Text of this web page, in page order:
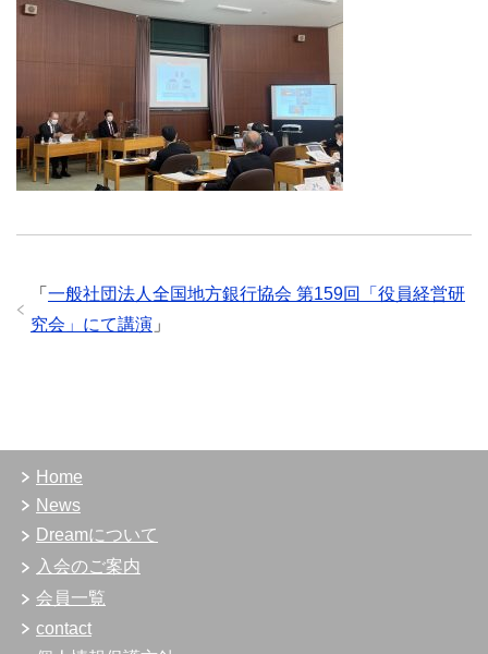
「 一般社団法人全国地方銀行協会 第159回「役員経営研
究会」にて講演 」
Home
News
Dreamについて
入会のご案内
会員一覧
contact